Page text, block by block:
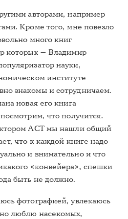
авторами, например
Кроме того, мне повезло
много книг
которых — Владимир
науки,
институте
знакомы и сотрудничаем.
новая его книга
что получится.
АСТ мы нашли общий
что к каждой книге надо
и внимательно и что
«конвейера», спешки
быть не должно.
фотографией, увлекаюсь
люблю насекомых,